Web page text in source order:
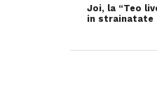
Joi, la “Teo
in strainatate